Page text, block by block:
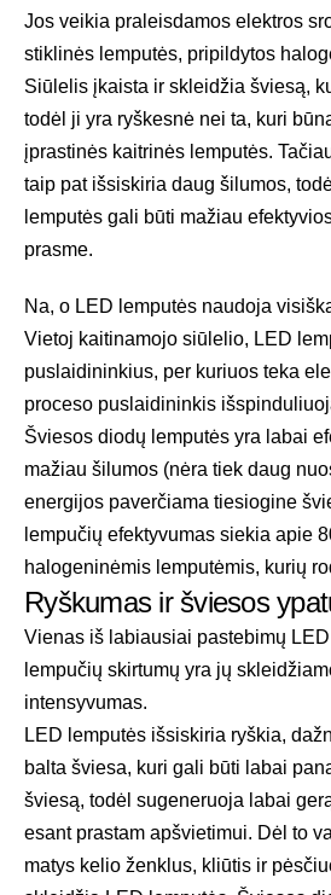
Jos veikia praleisdamos elektros
stiklinės lemputės, pripildytos
Siūlelis įkaista ir skleidžia šviesą,
todėl ji yra ryškesnė nei ta, kuri
įprastinės kaitrinės lemputės.
taip pat išsiskiria daug šilumos,
lemputės gali būti mažiau
prasme.
Na, o LED lemputės naudoja
Vietoj kaitinamojo siūlelio, LED
puslaidininkius, per kuriuos teka
proceso puslaidininkis
Šviesos diodų lemputės yra labai
mažiau šilumos (nėra tiek daug
energijos paverčiama tiesiogine
lempučių efektyvumas siekia apie
halogeninėmis lemputėmis, kurių
Ryškumas ir šviesos
Vienas iš labiausiai pastebimų
lempučių skirtumų yra jų
intensyvumas.
LED lemputės išsiskiria ryškia,
balta šviesa, kuri gali būti labai
šviesą, todėl sugeneruoja labai
esant prastam apšvietimui. Dėl to
matys kelio ženklus, kliūtis ir